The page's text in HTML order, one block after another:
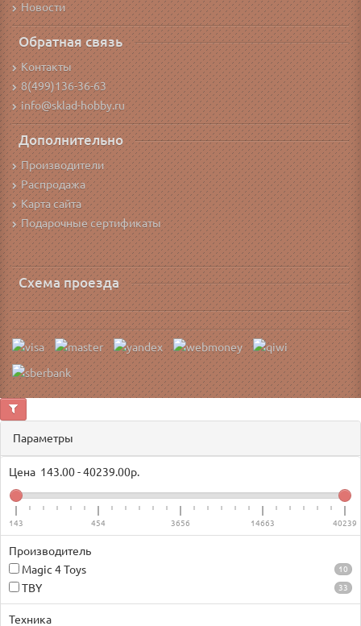
Новости
Обратная связь
Контакты
8(499)136-36-63
info@sklad-hobby.ru
Дополнительно
Производители
Распродажа
Карта сайта
Подарочные сертификаты
Схема проезда
Параметры
Цена 143.00-40239.00р.
143 454 3656 14663 40239
Производитель
Magic 4 Toys
10
TBY 33
Техника